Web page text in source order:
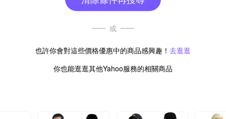
或
也許你會對這些價格優惠中的商品感興趣！ 去逛逛
你也能逛逛其他Yahoo服務的相關商品